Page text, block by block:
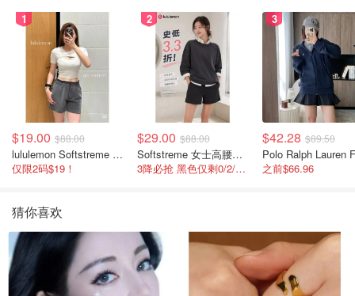
1
$19.00 $88.00
lululemon Softstreme 女士高腰短裤 10cm
仅限2码$19！
2
$29.00 $88.00
Softstreme 女士高腰短裤 4英寸
3降必抢 黑色仅剩0/2/4码
3
$42.28 $89.50
之前$66.96
猜你喜欢